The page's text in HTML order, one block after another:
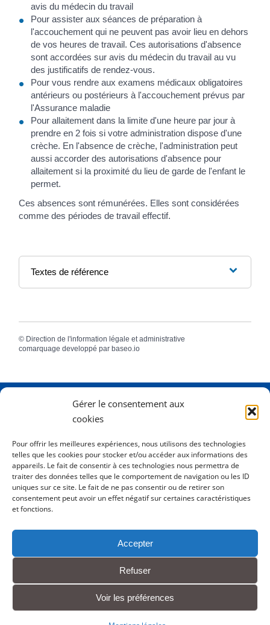
Gérer le consentement aux
cookies
Pour offrir les meilleures expériences, nous utilisons des technologies
telles que les cookies pour stocker et/ou accéder aux informations des
appareils. Le fait de consentir à ces technologies nous permettra de
traiter des données telles que le comportement de navigation ou les ID
uniques sur ce site. Le fait de ne pas consentir ou de retirer son
consentement peut avoir un effet négatif sur certaines caractéristiques
et fonctions.
Accepter
Refuser
Voir les préférences
avis du médecin du travail
Pour assister aux séances de préparation à
l'accouchement qui ne peuvent pas avoir lieu en dehors
de vos heures de travail. Ces autorisations d'absence
sont accordées sur avis du médecin du travail au vu
des justificatifs de rendez-vous.
Pour vous rendre aux examens médicaux obligatoires
antérieurs ou postérieurs à l'accouchement prévus par
l'Assurance maladie
Pour allaitement dans la limite d'une heure par jour à
prendre en 2 fois si votre administration dispose d'une
crèche. En l'absence de crèche, l'administration peut
aussi accorder des autorisations d'absence pour
allaitement si la proximité du lieu de garde de l'enfant le
permet.
Ces absences sont rémunérées. Elles sont considérées
comme des périodes de travail effectif.
Textes de référence
© Direction de l'information légale et administrative
comarquage developpé par baseo.io
2 Rue Dame Pernette
Horaires
Lundi de 8h15 à 12h
Mardi de 8h15 à 12h
Mercredi 8h15 à 12h
Jeudi de 8h15 à 12h - 16h à 18h00
Tél.
Contact
Mentions légales